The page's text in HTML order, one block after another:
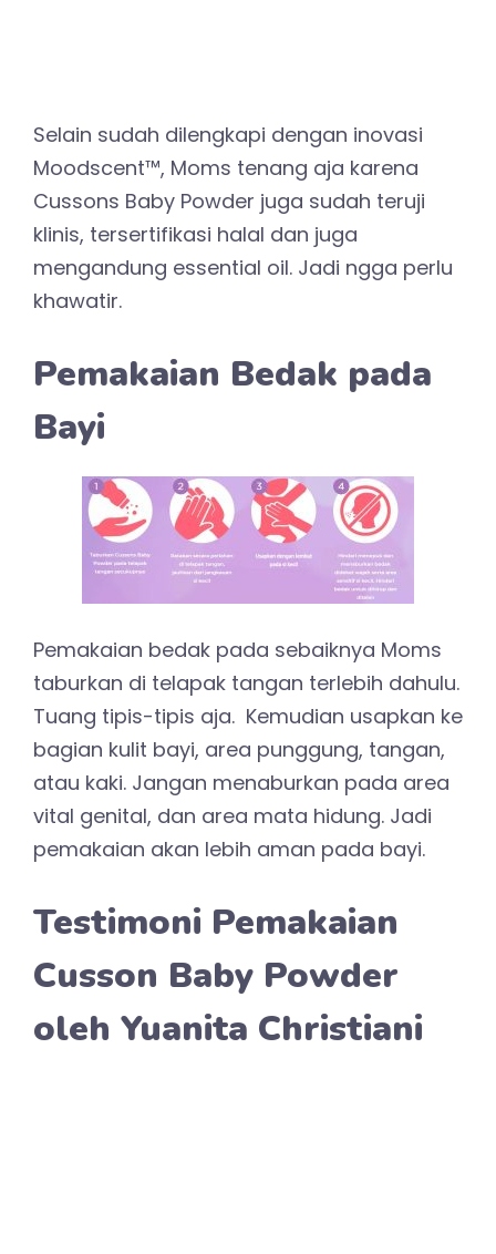
Selain sudah dilengkapi dengan inovasi
Moodscent™, Moms tenang aja karena
Cussons Baby Powder juga sudah teruji
klinis, tersertifikasi halal dan juga
mengandung essential oil. Jadi ngga perlu
khawatir.
Pemakaian Bedak pada
Bayi
Pemakaian bedak pada sebaiknya Moms
taburkan di telapak tangan terlebih dahulu.
Tuang tipis-tipis aja. Kemudian usapkan ke
bagian kulit bayi, area punggung, tangan,
atau kaki. Jangan menaburkan pada area
vital genital, dan area mata hidung. Jadi
pemakaian akan lebih aman pada bayi.
Testimoni Pemakaian
Cusson Baby Powder
oleh Yuanita Christiani